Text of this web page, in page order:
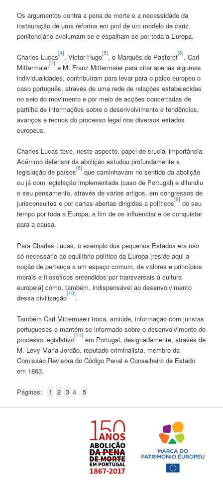
Os argumentos contra a pena de morte e a necessidade da
instauração de uma reforma em prol de um modelo de cariz
penitenciário avolumam-se e espalham-se por toda a Europa.
Charles Lucas[4], Victor Hugo[5], o Marquês de Pastoret[6], Carl
Mittermaier[7] e M. Franz Mittermaier para citar apenas algumas
individualidades, contribuíram para levar para o palco europeu o
caso português, através de uma rede de relações estabelecidas
no seio do movimento e por meio de acções concertadas de
partilha de informações sobre o desenvolvimento e tendências,
avanços e recuos do processo legal nos diversos estados
europeus.
Charles Lucas teve, neste aspecto, papel de crucial importância.
Acérrimo defensor da abolição estudou profundamente a
legislação de países[8] que caminhavam no sentido da abolição
ou já com legislação implementada (caso de Portugal) e difundiu
o seu pensamento, através de vários artigos, em congressos de
jurisconsultos e por cartas abertas dirigidas a políticos[9] do seu
tempo por toda a Europa, a fim de os influenciar e os conquistar
para a causa.
Para Charles Lucas, o exemplo dos pequenos Estados era não
só necessário ao equilíbrio político da Europa [reside aqui a
noção de pertença a um espaço comum, de valores e princípios
morais e filosóficos entendidos por transversais à cultura
europeia] como, também, indispensável ao desenvolvimento
dessa civilização[10].
Também Carl Mittermaeir troca, amiúde, informação com juristas
portugueses e mantém-se informado sobre o desenvolvimento do
processo legislativo[11] em Portugal, designadamente, através de
M. Levy-Maria Jordão, reputado criminalista, membro da
Comissão Revisora do Código Penal e Conselheiro de Estado
em 1863.
Páginas: 1 2 3 4 5